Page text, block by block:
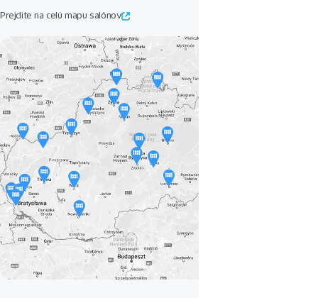
Prejdite na celú mapu salónov